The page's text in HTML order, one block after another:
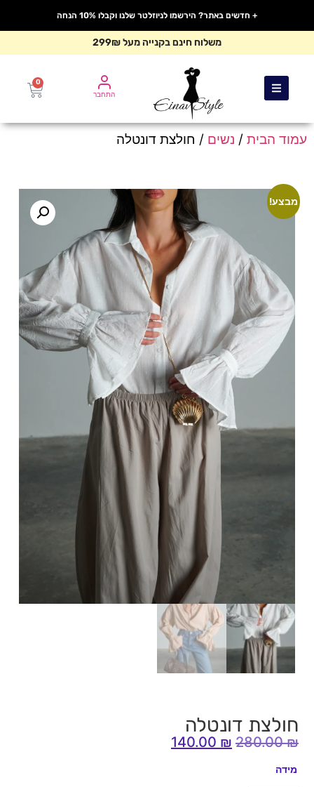
+ חדשים באתר? הירשמו לניוזלטר שלנו וקבלו 10% הנחה
משלוח חינם בקנייה מעל 299₪
0
התחבר
עמוד הבית / נשים / חולצת דונטלה
מבצע!
חולצת דונטלה
280.00₪
140.00 ₪
מידה